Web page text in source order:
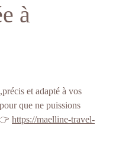
à
et adapté à vos
que ne puissions
https://maelline-travel-